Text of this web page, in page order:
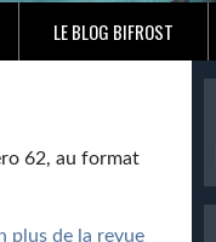
LE BLOG BIFROST
62, au format
plus de la revue